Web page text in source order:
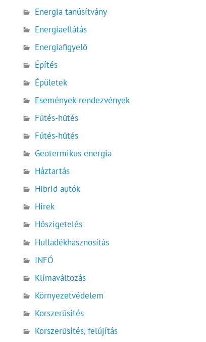
Energia tanúsítvány
Energiaellátás
Energiafigyelő
Építés
Épületek
Események-rendezvények
Fűtés-hűtés
Fűtés-hűtés
Geotermikus energia
Háztartás
Hibrid autók
Hírek
Hőszigetelés
Hulladékhasznosítás
INFÓ
Klímaváltozás
Környezetvédelem
Korszerűsítés
Korszerűsítés, felújítás